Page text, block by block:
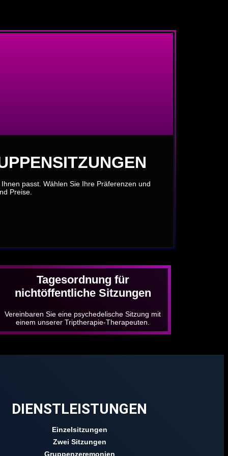
passt. Wählen Sie Ihre Präferenzen und
Preise.
Tagesordnung für
nichtöffentliche Sitzungen
Vereinbaren Sie eine psychedelische Sitzung mit
einem unserer Triptherapie-Therapeuten.
DIENSTLEISTUNGEN
Einzelsitzungen
Zwei Sitzungen
Gruppenzeremonien